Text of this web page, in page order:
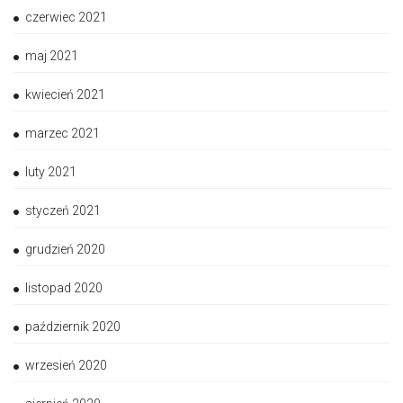
czerwiec 2021
maj 2021
kwiecień 2021
marzec 2021
luty 2021
styczeń 2021
grudzień 2020
listopad 2020
październik 2020
wrzesień 2020